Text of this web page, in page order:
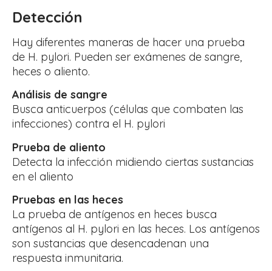
Detección
Hay diferentes maneras de hacer una prueba
de H. pylori. Pueden ser exámenes de sangre,
heces o aliento.
Análisis de sangre
Busca anticuerpos (células que combaten las
infecciones) contra el H. pylori
Prueba de aliento
Detecta la infección midiendo ciertas sustancias
en el aliento
Pruebas en las heces
La prueba de antígenos en heces busca
antígenos al H. pylori en las heces. Los antígenos
son sustancias que desencadenan una
respuesta inmunitaria.